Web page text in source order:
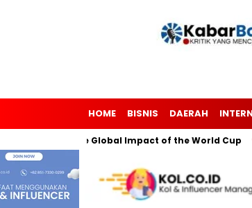
HOME BISNIS DAERAH
Soccer: The Global Impact of the World Cup